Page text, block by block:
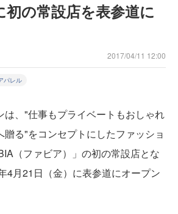
初の常設店を表参道に
2017/04/11 12:00
パレル
、"仕事もプライベートもおしゃれ
贈る"をコンセプトにしたファッショ
（ファビア）」の初の常設店とな
4月21日（金）に表参道にオープン